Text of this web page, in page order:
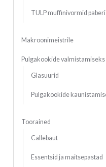
TULP muffinivormid
Makroonimeistrile
Pulgakookide valmistamiseks
Glasuurid
Pulgakookide
Toorained
Callebaut
Essentsid ja maitsepastad